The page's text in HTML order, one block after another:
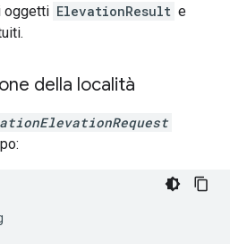
oggetti ElevationResult e
della località